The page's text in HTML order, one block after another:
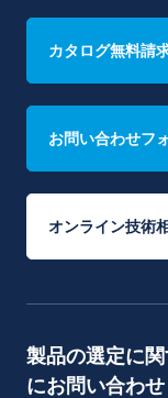
カタログ無料請
お問い合わせフ
オンライン技術
製品の選定に
にお問い合わせ